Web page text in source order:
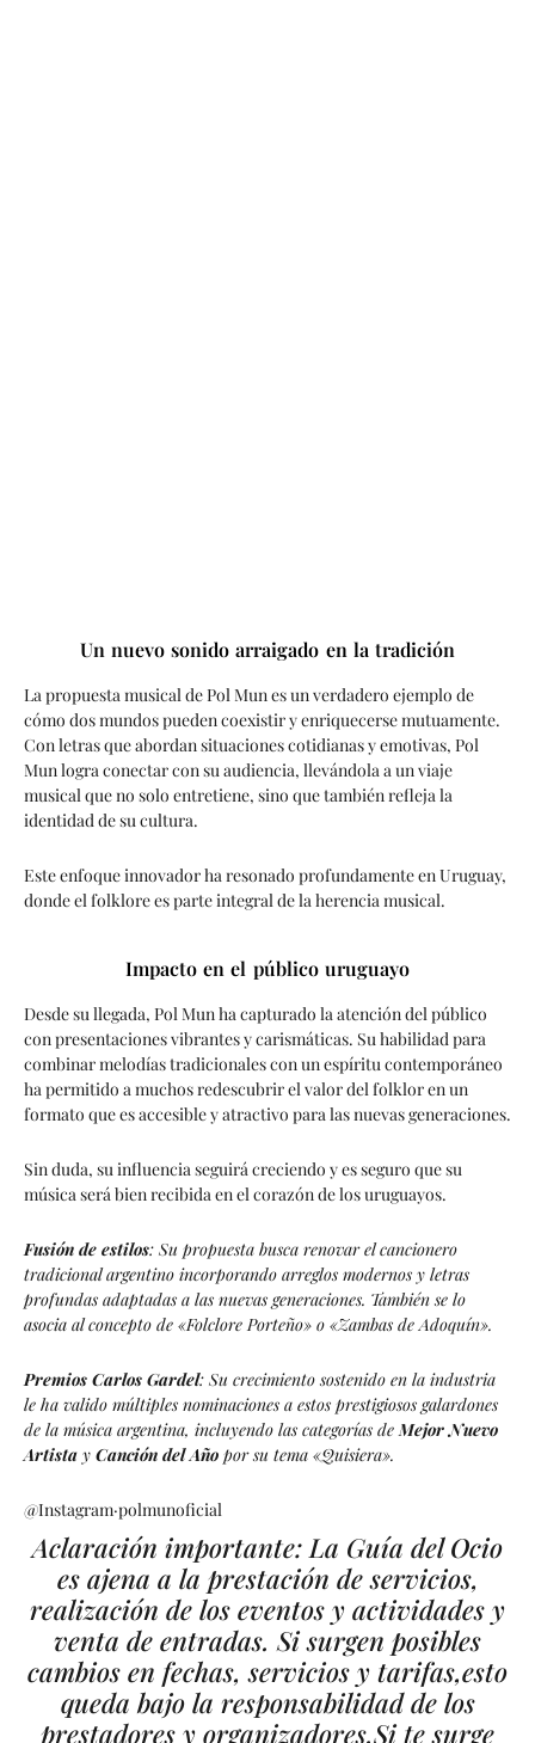
Un nuevo sonido arraigado en la tradición
La propuesta musical de Pol Mun es un verdadero ejemplo de
cómo dos mundos pueden coexistir y enriquecerse mutuamente.
Con letras que abordan situaciones cotidianas y emotivas, Pol
Mun logra conectar con su audiencia, llevándola a un viaje
musical que no solo entretiene, sino que también refleja la
identidad de su cultura.
Este enfoque innovador ha resonado profundamente en Uruguay,
donde el folklore es parte integral de la herencia musical.
Impacto en el público uruguayo
Desde su llegada, Pol Mun ha capturado la atención del público
con presentaciones vibrantes y carismáticas. Su habilidad para
combinar melodías tradicionales con un espíritu contemporáneo
ha permitido a muchos redescubrir el valor del folklor en un
formato que es accesible y atractivo para las nuevas generaciones.
Sin duda, su influencia seguirá creciendo y es seguro que su
música será bien recibida en el corazón de los uruguayos.
Fusión de estilos: Su propuesta busca renovar el cancionero
tradicional argentino incorporando arreglos modernos y letras
profundas adaptadas a las nuevas generaciones. También se lo
asocia al concepto de «Folclore Porteño» o «Zambas de Adoquín».
Premios Carlos Gardel: Su crecimiento sostenido en la industria
le ha valido múltiples nominaciones a estos prestigiosos galardones
de la música argentina, incluyendo las categorías deMejor Nuevo
Artista y Canción del Año por su tema «Quisiera».
@Instagram·polmunoficial
Aclaración importante: La Guía del Ocio
es ajena a la prestación de servicios,
realización de los eventos y actividades y
venta de entradas. Si surgen posibles
cambios en fechas, servicios y tarifas,esto
queda bajo la responsabilidad de los
prestadores y organizadores.Si te surge